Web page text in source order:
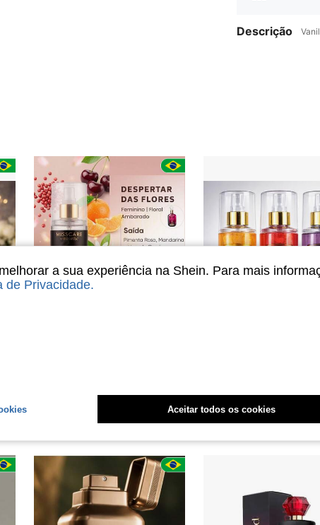
Descrição
Envio Nacional 4-7 dias
Envio Nacional
a sua experiência na Shein. Para mais
de Privacidade.
Aceitar todos os cookies